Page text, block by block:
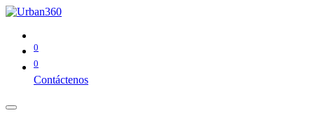
0
0
Contáctenos